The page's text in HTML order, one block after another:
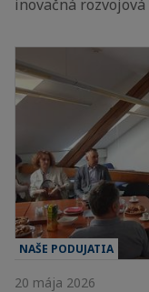
inovačná
NAŠE PODUJATIA
20 mája 2026